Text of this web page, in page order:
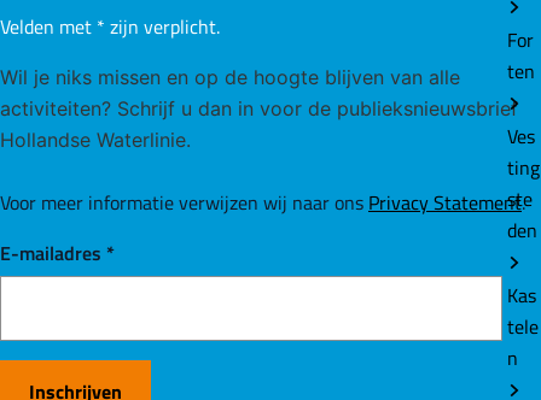
For
ten
Ves
ting
ste
den
Kas
tele
n
Velden met * zijn verplicht.
Wil je niks missen en op de hoogte blijven van alle
activiteiten? Schrijf u dan in voor de publieksnieuwsbrief
Hollandse Waterlinie.
Voor meer informatie verwijzen wij naar ons Privacy Statement.
E-mailadres *
Inschrijven